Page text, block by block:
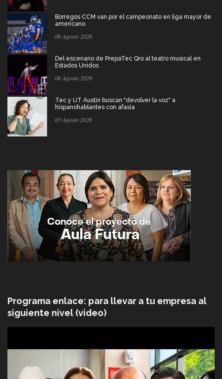
Borregos CCM van por el campeonato en liga mayor de
americano
06 Agosto 2026
Del escenario de PrepaTec Qro al teatro musical en
Estados Unidos
06 Agosto 2026
Tec y UT Austin buscan "devolver la voz" a
hispanohablantes con afasia
05 Agosto 2026
Programa enlace: para llevar a tu empresa al
siguiente nivel (video)